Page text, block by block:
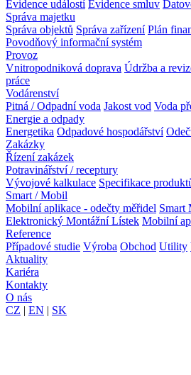
Evidence událostí Evidence smluv
Správa majetku
Správa objektů Správa zařízení Plán
Povodňový informační systém
Provoz
Vnitropodniková doprava Údržba a
práce
Vodárenství
Pitná / Odpadní voda Jakost vod Voda
Energie a odpady
Energetika Odpadové hospodářství
Zakázky
Řízení zakázek
Potravinářství / receptury
Vývojové kalkulace Specifikace
Smart / Mobil
Mobilní aplikace - odečty měřidel Smart
Elektronický Montážní Lístek Mobilní
Reference
Případové studie Výroba Obchod Utility
Aktuality
Kariéra
Kontakty
O nás
CZ | EN | SK